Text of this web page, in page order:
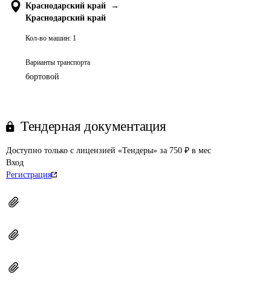
Краснодарский край
→
Краснодарский край
Кол-во машин: 1
Варианты транспорта
бортовой
Тендерная документация
Доступно только с лицензией «Тендеры» за 750 ₽ в мес
Вход
Регистрация